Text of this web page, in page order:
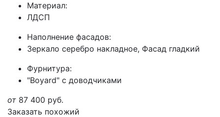
Материал:
ЛДСП
Наполнение фасадов:
Зеркало серебро накладное, Фасад гладкий
Фурнитура:
"Boyard" с доводчиками
от 87 400 руб.
Заказать похожий